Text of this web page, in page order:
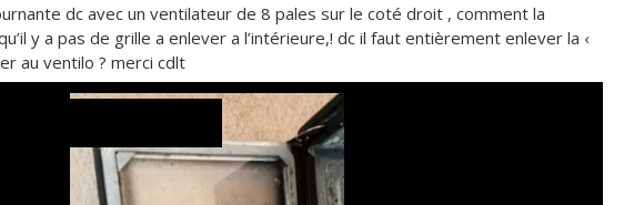
dc avec un ventilateur de 8 pales sur le coté droit , comment la
y a pas de grille a enlever a l’intérieure,! dc il faut entièrement enlever la ‹
au ventilo ? merci cdlt